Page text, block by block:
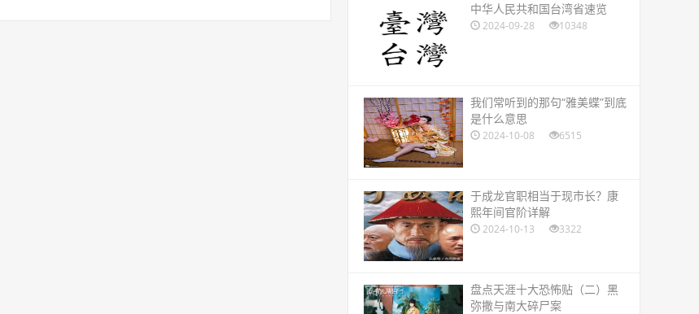
​中华人民共和国台湾省速览
2024-09-28 10348
​我们常听到的那句“雅美蝶”到底
是什么意思
2024-10-08 6515
​于成龙官职相当于现市长？康
熙年间官阶详解
2024-10-13 3322
​盘点天涯十大恐怖贴（二）黑
弥撒与南大碎尸案